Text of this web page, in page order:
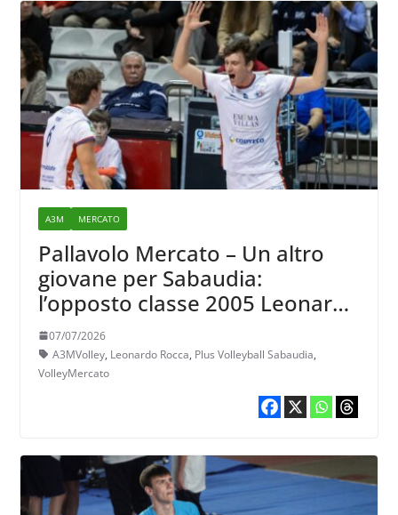
A3M MERCATO
Pallavolo Mercato – Un altro
giovane per Sabaudia:
l’opposto classe 2005 Leonardo
Rocca
07/07/2026
A3MVolley, Leonardo Rocca, Plus Volleyball Sabaudia,
VolleyMercato